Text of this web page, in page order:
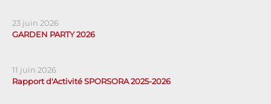
23 juin 2026
GARDEN PARTY 2026
11 juin 2026
Rapport d'Activité SPORSORA 2025-2026